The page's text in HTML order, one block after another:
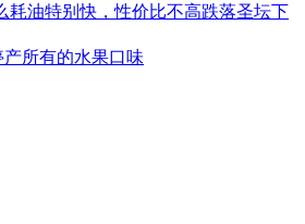
耗油特别快，性价比不高跌落圣坛下
产所有的水果口味